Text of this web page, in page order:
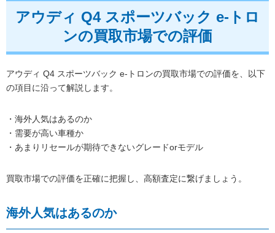
アウディ Q4 スポーツバック e-トロ
ンの買取市場での評価
アウディ Q4 スポーツバック e-トロンの買取市場での評価を、以下
の項目に沿って解説します。
・海外人気はあるのか
・需要が高い車種か
・あまりリセールが期待できないグレードorモデル
買取市場での評価を正確に把握し、高額査定に繋げましょう。
海外人気はあるのか